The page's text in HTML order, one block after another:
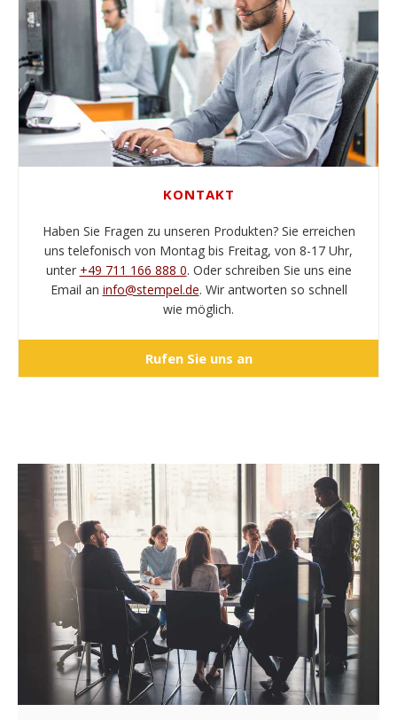
KONTAKT
Haben Sie Fragen zu unseren Produkten? Sie erreichen
uns telefonisch von Montag bis Freitag, von 8-17 Uhr,
unter +49 711 166 888 0. Oder schreiben Sie uns eine
Email an info@stempel.de. Wir antworten so schnell
wie möglich.
Rufen Sie uns an